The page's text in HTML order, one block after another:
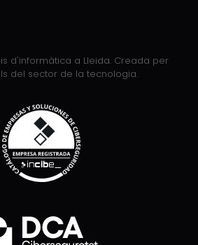
d'informàtica a Lleida. Creada per
del sector de la tecnologia.